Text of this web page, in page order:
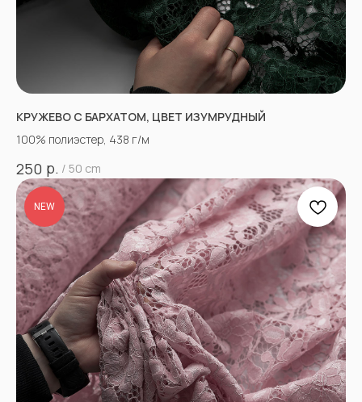
КРУЖЕВО С БАРХАТОМ, ЦВЕТ ИЗУМРУДНЫЙ
100% полиэстер, 438 г/м
250 р. / 50 cm
NEW